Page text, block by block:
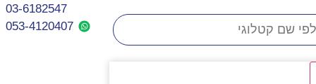
03-6182547
053-4120407​